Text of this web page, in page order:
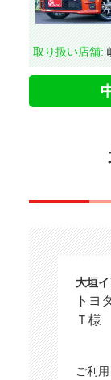
取り扱い店舗:
大垣
トヨ
Ｔ様
ご利